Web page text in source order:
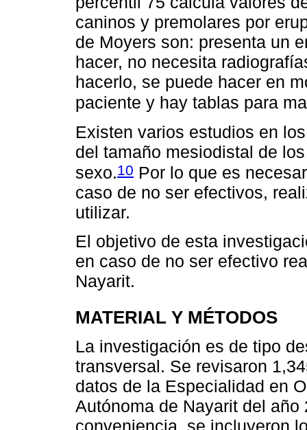
caninos y premolares por
de Moyers son: presenta un
hacer, no necesita
hacerlo, se puede hacer en
paciente y hay tablas para
Existen varios estudios en
del tamaño mesiodistal de
sexo.10 Por lo que es
caso de no ser efectivos,
utilizar.
El objetivo de esta
en caso de no ser efectivo
Nayarit.
MATERIAL Y MÉTODOS
La investigación es de tipo
transversal. Se revisaron
datos de la Especialidad en
Autónoma de Nayarit del